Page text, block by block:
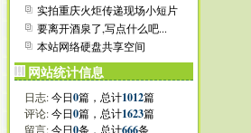
实拍重庆火炬传递现场小短片
要离开酒泉了,写点什么吧...
本站网络硬盘共享空间
网站统计信息
日志:今日0篇，总计1012篇
评论:今日0篇，总计1623篇
留言:今日0条，总计666条